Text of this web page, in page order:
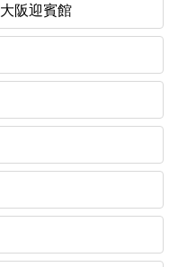
阪迎賓館